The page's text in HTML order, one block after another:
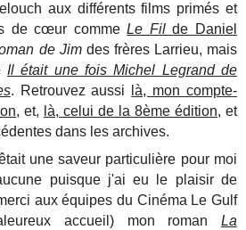
aux différents films primés et
de cœur commeLe Filde Daniel
de Jim des frères Larrieu, mais
Il était une fois Michel Legrand de
. Retrouvez aussi
là, mon compte-
, et, là, celui de la 8ème édition, et
dans les archives.
une saveur particulière pour moi
puisque j'ai eu le plaisir de
aux équipes du Cinéma Le Gulf
accueil) mon roman La